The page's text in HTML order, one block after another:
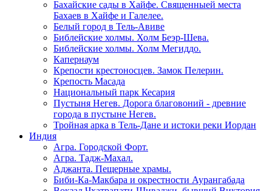
Бахайские сады в Хайфе. Священныей места
Бахаев в Хайфе и Галелее.
Белый город в Тель-Авиве
Библейские холмы. Холм Беэр-Шева.
Библейские холмы. Холм Мегиддо.
Капернаум
Крепости крестоносцев. Замок Пелерин.
Крепость Масада
Национальный парк Кесария
Пустыня Негев. Дорога благовоний - древние
города в пустыне Негев.
Тройная арка в Тель-Дане и истоки реки Иордан
Индия
Агра. Городской Форт.
Агра. Тадж-Махал.
Аджанта. Пещерные храмы.
Биби-Ка-Макбара и окрестности Аурангабада